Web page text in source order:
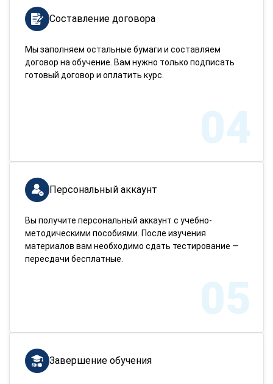
Составление договора
Мы заполняем остальные бумаги и составляем
договор на обучение. Вам нужно только подписать
готовый договор и оплатить курс.
04
Персональный аккаунт
Вы получите персональный аккаунт с учебно-
методическими пособиями. После изучения
материалов вам необходимо сдать тестирование —
пересдачи бесплатные.
05
Завершение обучения